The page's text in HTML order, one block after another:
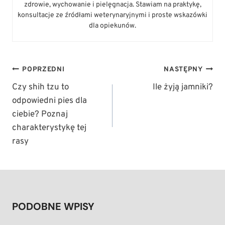
zdrowie, wychowanie i pielęgnacja. Stawiam na praktykę,
konsultacje ze źródłami weterynaryjnymi i proste wskazówki
dla opiekunów.
NAWIGACJA
WPISU
POPRZEDNI
Czy shih tzu to
odpowiedni pies dla
ciebie? Poznaj
charakterystykę tej
rasy
NASTĘPNY
Ile żyją jamniki?
PODOBNE WPISY